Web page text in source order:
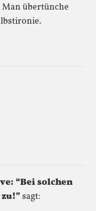
Man übertünche
“Bei solchen
sagt: